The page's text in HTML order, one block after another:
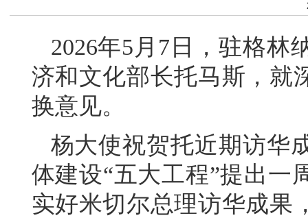
2026年5月7日，驻格林
济和文化部长托马斯，就
换意见。
杨大使祝贺托近期访华
体建设“五大工程”提出一
实好米切尔总理访华成果